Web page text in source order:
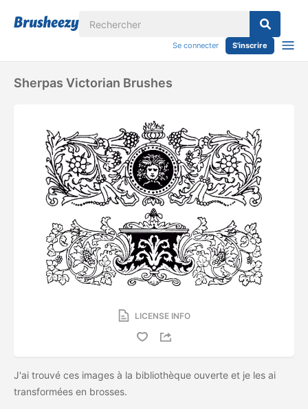
Se connecter S'inscrire
Sherpas Victorian Brushes
LICENSE INFO
J'ai trouvé ces images à la bibliothèque ouverte et je les ai
transformées en brosses.